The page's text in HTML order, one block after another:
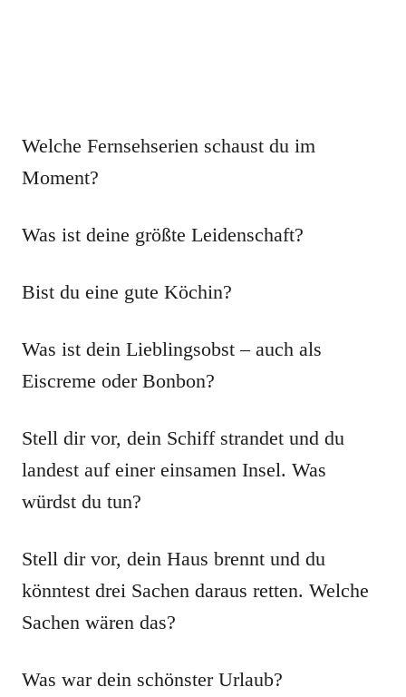
Welche Fernsehserien schaust du im
Moment?
Was ist deine größte Leidenschaft?
Bist du eine gute Köchin?
Was ist dein Lieblingsobst – auch als
Eiscreme oder Bonbon?
Stell dir vor, dein Schiff strandet und du
landest auf einer einsamen Insel. Was
würdst du tun?
Stell dir vor, dein Haus brennt und du
könntest drei Sachen daraus retten. Welche
Sachen wären das?
Was war dein schönster Urlaub?